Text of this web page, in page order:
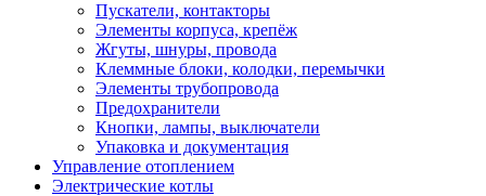
Пускатели, контакторы
Элементы корпуса, крепёж
Жгуты, шнуры, провода
Клеммные блоки, колодки, перемычки
Элементы трубопровода
Предохранители
Кнопки, лампы, выключатели
Упаковка и документация
Управление отоплением
Электрические котлы